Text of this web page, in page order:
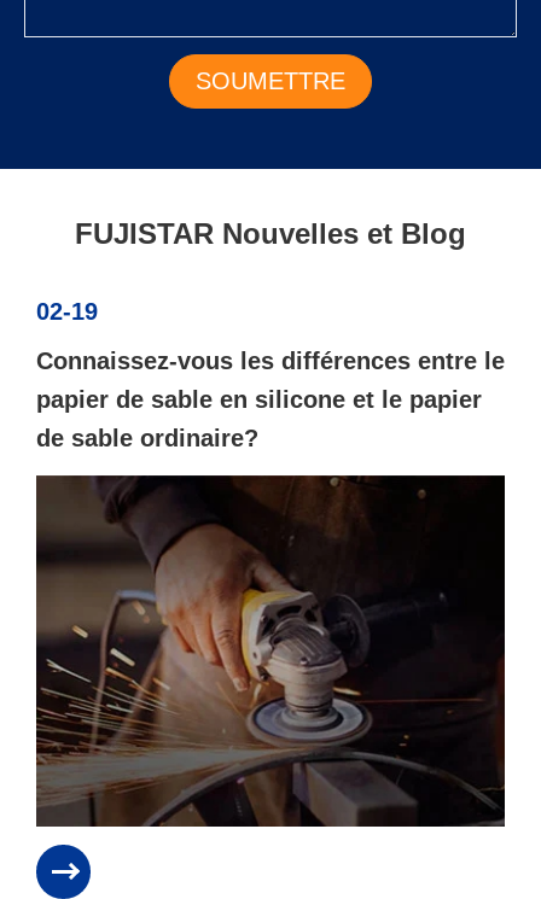
FUJISTAR Nouvelles et Blog
02-19
Connaissez-vous les différences entre le
papier de sable en silicone et le papier
de sable ordinaire?